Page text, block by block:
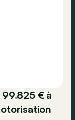
€ à